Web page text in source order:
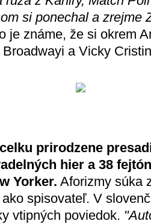
si ponechal a zrejme
je známe, že si okrem
a Vicky
prirodzene
hier a 38
Yorker. Aforizmy súka
spisovateľ. V
vtipných poviedok.